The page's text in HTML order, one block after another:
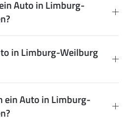
Auto in Limburg-
in Limburg-Weilburg
ein Auto in Limburg-